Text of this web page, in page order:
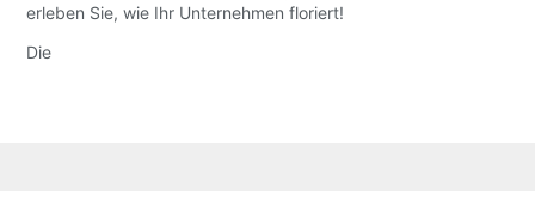
erleben Sie, wie Ihr Unternehmen floriert!
Die